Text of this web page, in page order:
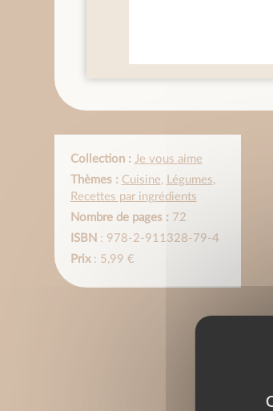
Collection : Je vous aime
Thèmes : Cuisine, Légumes,
Recettes par ingrédients
Nombre de pages :72
ISBN : 978-2-911328-79-4
Prix: 5,99 €